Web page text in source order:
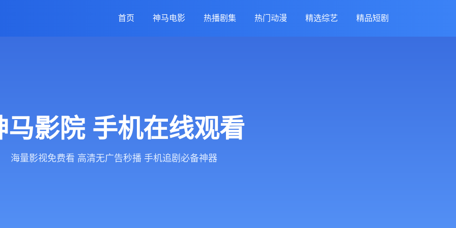
首页 神马电影 热播剧集 热门动漫 精选综艺 精品短剧
马影院 手机在线观看
海量影视免费看 高清无广告秒播 手机追剧必备神器